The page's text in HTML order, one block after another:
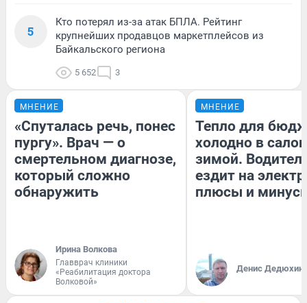
5
Кто потерял из-за атак БПЛА. Рейтинг
крупнейших продавцов маркетплейсов из
Байкальского региона
5 652 3
МНЕНИЕ
«Спуталась речь, понес
пургу». Врач — о
смертельном диагнозе,
который сложно
обнаружить
Ирина Волкова
Главврач клиники
«Реабилитация доктора
Волковой»
МНЕНИЕ
Тепло для
холодно в
зимой.
ездит на
плюсы и
Денис Дедюхин